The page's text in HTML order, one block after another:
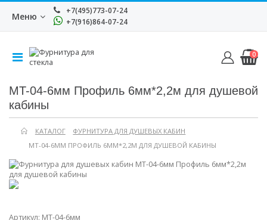
Меню
+7(495)773-07-24
+7(916)864-07-24
0
MT-04-6мм Профиль 6мм*2,2м для душевой
кабины
КАТАЛОГ
ФУРНИТУРА ДЛЯ ДУШЕВЫХ КАБИН
MT-04-6ММ ПРОФИЛЬ 6ММ*2,2М ДЛЯ ДУШЕВОЙ КАБИНЫ
Артикул: MT-04-6мм